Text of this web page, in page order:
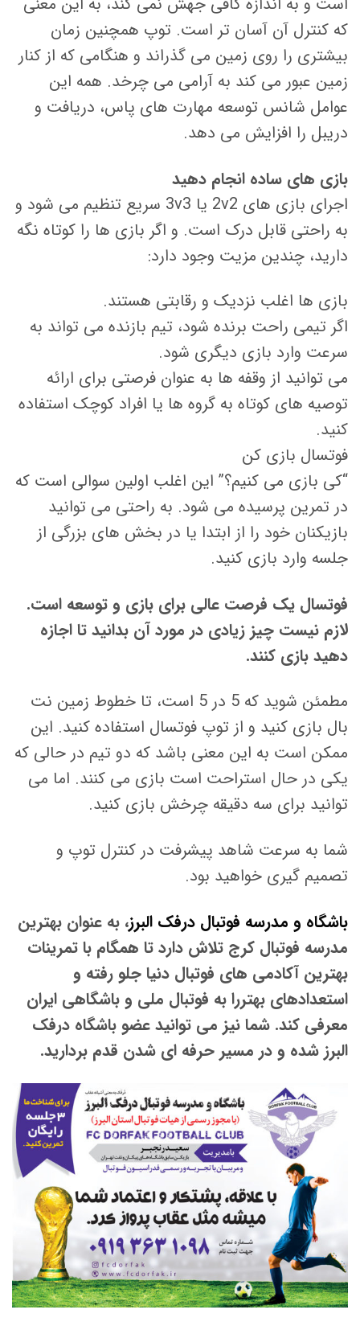
که کنترل آن آسان تر است. توپ همچنین زمان
بیشتری را روی زمین می گذراند و هنگامی که از کنار
زمین عبور می کند به آرامی می چرخد. همه این
عوامل شانس توسعه مهارت های پاس، دریافت و
دریبل را افزایش می دهد.
بازی های ساده انجام دهید
اجرای بازی های 2v2 یا 3v3 سریع تنظیم می شود و
به راحتی قابل درک است. و اگر بازی ها را کوتاه نگه
دارید، چندین مزیت وجود دارد:
بازی ها اغلب نزدیک و رقابتی هستند.
اگر تیمی راحت برنده شود، تیم بازنده می تواند به
سرعت وارد بازی دیگری شود.
می توانید از وقفه ها به عنوان فرصتی برای ارائه
توصیه های کوتاه به گروه ها یا افراد کوچک استفاده
کنید.
فوتسال بازی کن
“کی بازی می کنیم؟” این اغلب اولین سوالی است که
در تمرین پرسیده می شود. به راحتی می توانید
بازیکنان خود را از ابتدا یا در بخش های بزرگی از
جلسه وارد بازی کنید.
فوتسال یک فرصت عالی برای بازی و توسعه است.
لازم نیست چیز زیادی در مورد آن بدانید تا اجازه
دهید بازی کنند.
مطمئن شوید که 5 در 5 است، تا خطوط زمین نت
بال بازی کنید و از توپ فوتسال استفاده کنید. این
ممکن است به این معنی باشد که دو تیم در حالی که
یکی در حال استراحت است بازی می کنند. اما می
توانید برای سه دقیقه چرخش بازی کنید.
شما به سرعت شاهد پیشرفت در کنترل توپ و
تصمیم گیری خواهید بود.
باشگاه و مدرسه فوتبال درفک البرز، به عنوان بهترین
مدرسه فوتبال کرج تلاش دارد تا همگام با تمرینات
بهترین آکادمی های فوتبال دنیا جلو رفته و
استعدادهای بهتررا به فوتبال ملی و باشگاهی ایران
معرفی کند. شما نیز می توانید عضو باشگاه درفک
البرز شده و در مسیر حرفه ای شدن قدم بردارید.